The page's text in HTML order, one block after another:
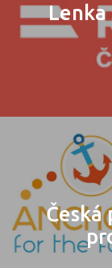
Lenka